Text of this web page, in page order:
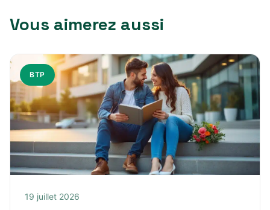
Vous aimerez aussi
BTP
19 juillet 2026